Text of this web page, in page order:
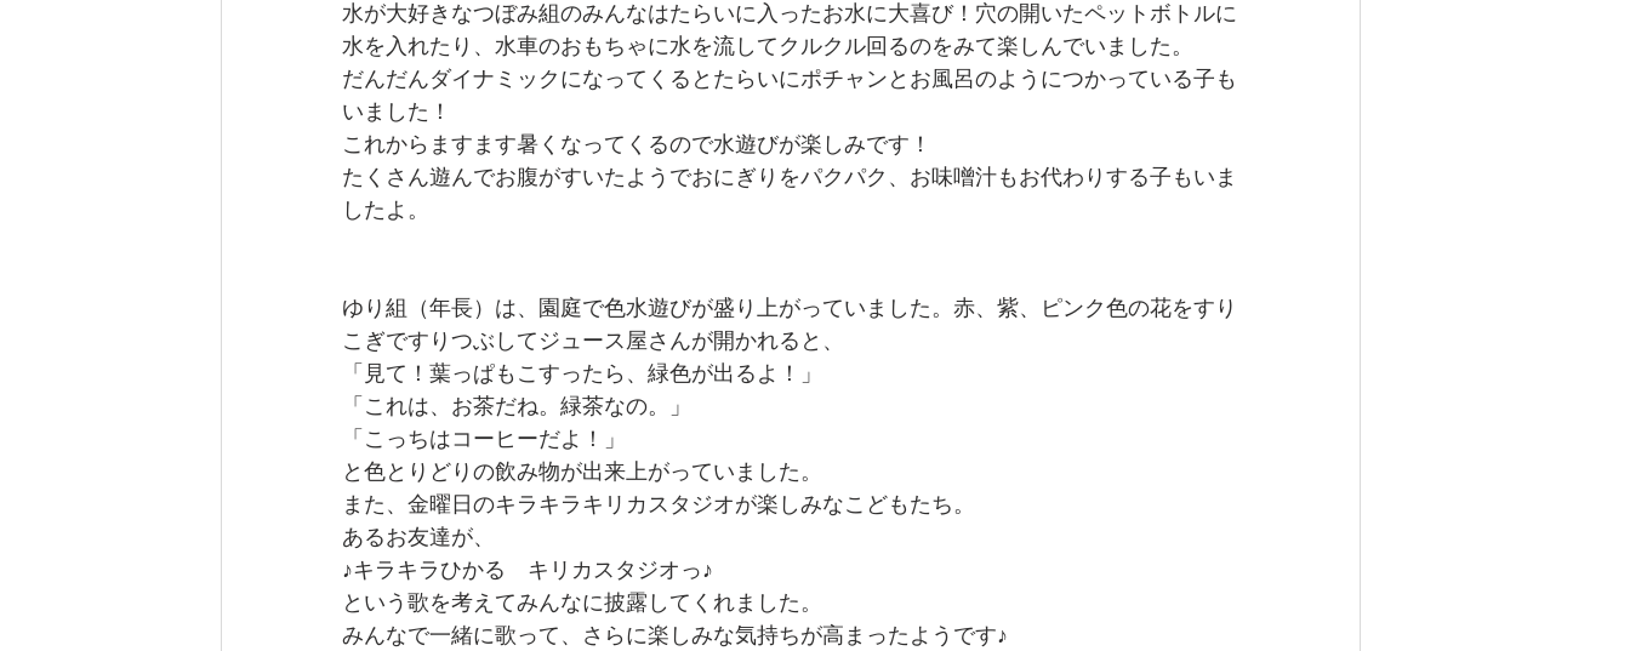
水が大好きなつぼみ組のみんなはたらいに入ったお水に大喜び！穴の開いたペットボトルに
水を入れたり、水車のおもちゃに水を流してクルクル回るのをみて楽しんでいました。
だんだんダイナミックになってくるとたらいにポチャンとお風呂のようにつかっている子も
いました！
これからますます暑くなってくるので水遊びが楽しみです！
たくさん遊んでお腹がすいたようでおにぎりをパクパク、お味噌汁もお代わりする子もいま
したよ。
ゆり組（年長）は、園庭で色水遊びが盛り上がっていました。赤、紫、ピンク色の花をすり
こぎですりつぶしてジュース屋さんが開かれると、
「見て！葉っぱもこすったら、緑色が出るよ！」
「これは、お茶だね。緑茶なの。」
「こっちはコーヒーだよ！」
と色とりどりの飲み物が出来上がっていました。
また、金曜日のキラキラキリカスタジオが楽しみなこどもたち。
あるお友達が、
♪キラキラひかる　キリカスタジオっ♪
という歌を考えてみんなに披露してくれました。
みんなで一緒に歌って、さらに楽しみな気持ちが高まったようです♪